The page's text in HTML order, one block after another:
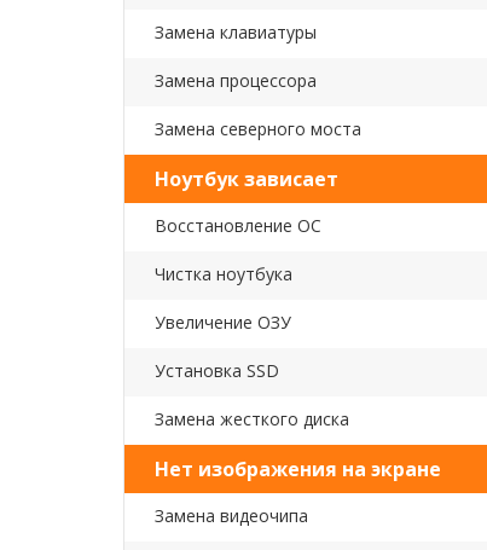
Замена клавиатуры
Замена процессора
Замена северного моста
Ноутбук зависает
Восстановление ОС
Чистка ноутбука
Увеличение ОЗУ
Установка SSD
Замена жесткого диска
Нет изображения на экране
Замена видеочипа